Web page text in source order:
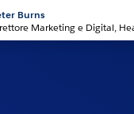
e Digital, Heathrow